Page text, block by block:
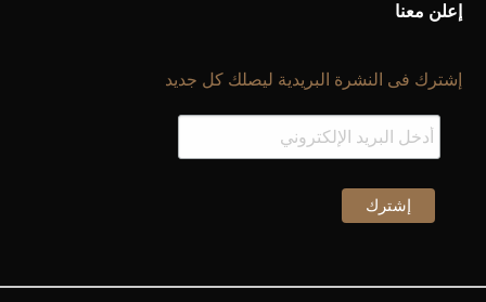
إعلن معنا
إشترك فى النشرة البريدية ليصلك كل جديد